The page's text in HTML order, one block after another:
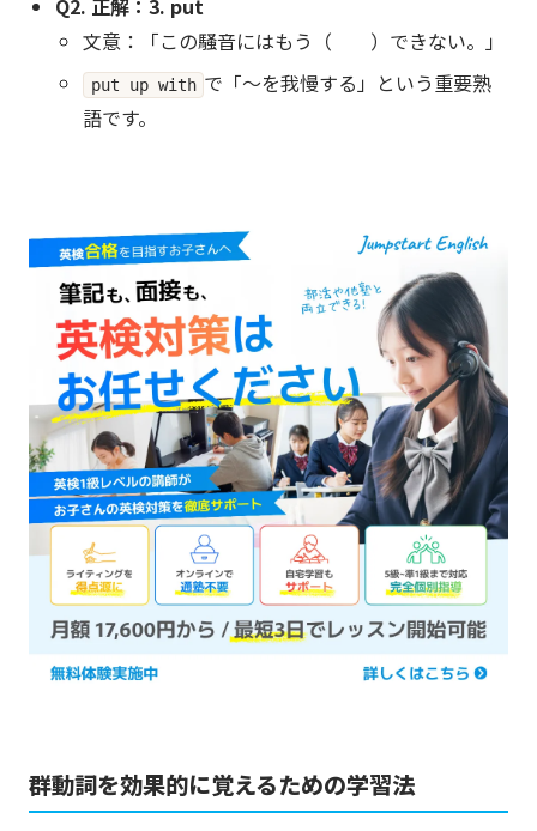
Q2. 正解：3. put
文意：「この騒音にはもう（ ）できない。」
put up with で「〜を我慢する」という重要熟
語です。
群動詞を効果的に覚えるための学習法